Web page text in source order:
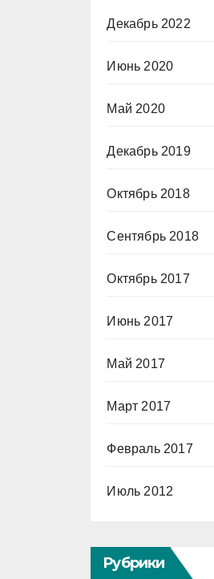
Декабрь 2022
Июнь 2020
Май 2020
Декабрь 2019
Октябрь 2018
Сентябрь 2018
Октябрь 2017
Июнь 2017
Май 2017
Март 2017
Февраль 2017
Июль 2012
Рубрики